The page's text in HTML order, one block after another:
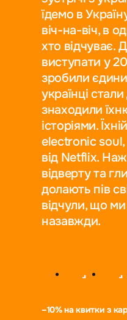
їдемо в
віч-на-віч, в
хто відчуває.
виступати у
зробили
українці
знаходили
історіями.
electronic soul,
від Netflix.
відверту та
долають пів
відчули, що
назавжди.
–10% на квитки з